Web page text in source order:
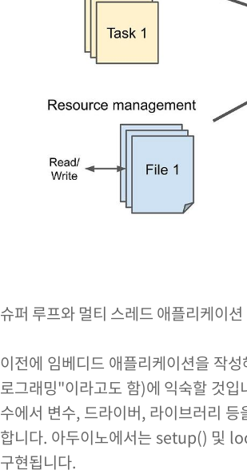
슈퍼 루프와 멀티 스레드 애플리케이션
이전에 임베디드 애플리케이션을 작
로그래밍"이라고도 함)에 익숙할 것
수에서 변수, 드라이버, 라이브러리
합니다. 아두이노에서는 setup() 및
구현됩니다.